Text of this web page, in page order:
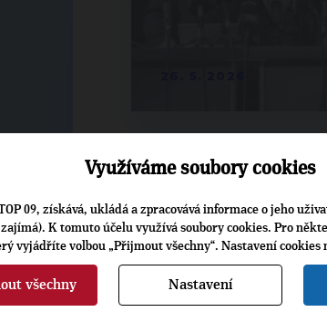
Využíváme soubory cookies
09, získává, ukládá a zpracovává informace o jeho
K tomuto účelu využívá soubory cookies. Pro
vyjádříte volbou „Přijmout všechny“. Nastavení cookies
všechny Nastavení